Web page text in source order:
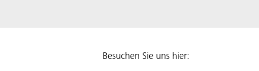
Besuchen Sie uns hier: